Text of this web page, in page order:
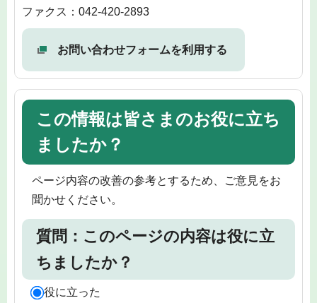
ファクス：042-420-2893
お問い合わせフォームを利用する
この情報は皆さまのお役に立ち
ましたか？
ページ内容の改善の参考とするため、ご意見をお
聞かせください。
質問：このページの内容は役に立
ちましたか？
役に立った